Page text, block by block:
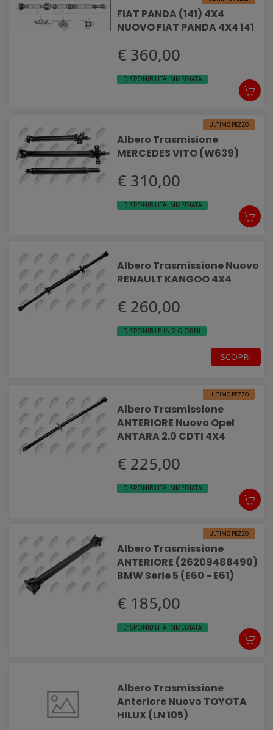
FIAT PANDA (141) 4X4
NUOVO FIAT PANDA 4X4 141
€ 360,00
DISPONIBILITÀ IMMEDIATA
ULTIMO PEZZO
Albero Trasmisione
MERCEDES VITO (W639)
€ 310,00
DISPONIBILITÀ IMMEDIATA
Albero Trasmissione Nuovo
RENAULT KANGOO 4X4
€ 260,00
DISPONIBILE IN 2 GIORNI
SCOPRI
ULTIMO PEZZO
Albero Trasmissione
ANTERIORE Nuovo Opel
ANTARA 2.0 CDTI 4X4
€ 225,00
DISPONIBILITÀ IMMEDIATA
ULTIMO PEZZO
Albero Trasmissione
ANTERIORE (26209488490)
BMW Serie 5 (E60 - E61)
€ 185,00
DISPONIBILITÀ IMMEDIATA
Albero Trasmissione
Anteriore Nuovo TOYOTA
HILUX (LN 105)